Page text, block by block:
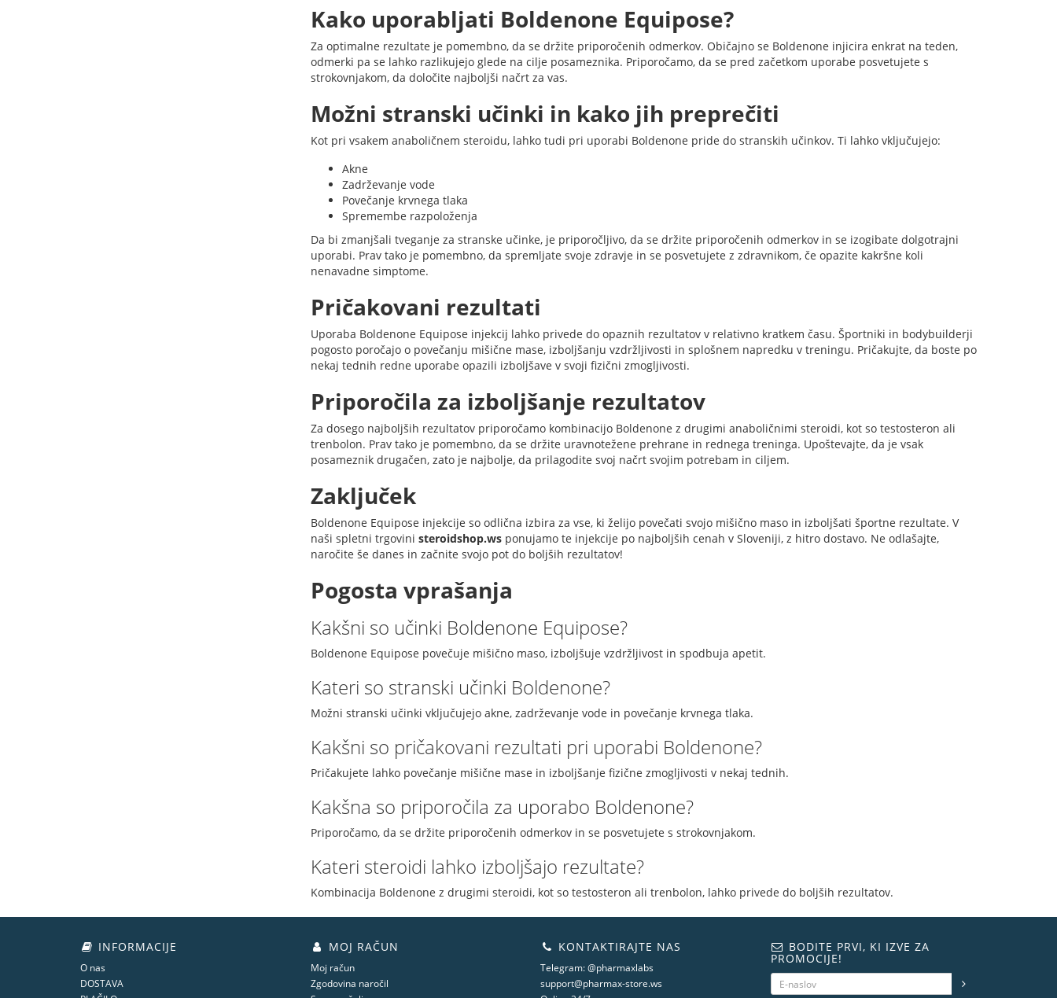
Kako uporabljati Boldenone Equipose?
Za optimalne rezultate je pomembno, da se držite priporočenih odmerkov. Običajno se Boldenone injicira enkrat na teden,
odmerki pa se lahko razlikujejo glede na cilje posameznika. Priporočamo, da se pred začetkom uporabe posvetujete s
strokovnjakom, da določite najboljši načrt za vas.
Možni stranski učinki in kako jih preprečiti
Kot pri vsakem anaboličnem steroidu, lahko tudi pri uporabi Boldenone pride do stranskih učinkov. Ti lahko vključujejo:
Akne
Zadrževanje vode
Povečanje krvnega tlaka
Spremembe razpoloženja
Da bi zmanjšali tveganje za stranske učinke, je priporočljivo, da se držite priporočenih odmerkov in se izogibate dolgotrajni
uporabi. Prav tako je pomembno, da spremljate svoje zdravje in se posvetujete z zdravnikom, če opazite kakršne koli
nenavadne simptome.
Pričakovani rezultati
Uporaba Boldenone Equipose injekcij lahko privede do opaznih rezultatov v relativno kratkem času. Športniki in bodybuilderji
pogosto poročajo o povečanju mišične mase, izboljšanju vzdržljivosti in splošnem napredku v treningu. Pričakujte, da boste po
nekaj tednih redne uporabe opazili izboljšave v svoji fizični zmogljivosti.
Priporočila za izboljšanje rezultatov
Za dosego najboljših rezultatov priporočamo kombinacijo Boldenone z drugimi anaboličnimi steroidi, kot so testosteron ali
trenbolon. Prav tako je pomembno, da se držite uravnotežene prehrane in rednega treninga. Upoštevajte, da je vsak
posameznik drugačen, zato je najbolje, da prilagodite svoj načrt svojim potrebam in ciljem.
Zaključek
Boldenone Equipose injekcije so odlična izbira za vse, ki želijo povečati svojo mišično maso in izboljšati športne rezultate. V
naši spletni trgovini steroidshop.wsponujamo te injekcije po najboljših cenah v Sloveniji, z hitro dostavo. Ne odlašajte,
naročite še danes in začnite svojo pot do boljših rezultatov!
Pogosta vprašanja
Kakšni so učinki Boldenone Equipose?
Boldenone Equipose povečuje mišično maso, izboljšuje vzdržljivost in spodbuja apetit.
Kateri so stranski učinki Boldenone?
Možni stranski učinki vključujejo akne, zadrževanje vode in povečanje krvnega tlaka.
Kakšni so pričakovani rezultati pri uporabi Boldenone?
Pričakujete lahko povečanje mišične mase in izboljšanje fizične zmogljivosti v nekaj tednih.
Kakšna so priporočila za uporabo Boldenone?
Priporočamo, da se držite priporočenih odmerkov in se posvetujete s strokovnjakom.
Kateri steroidi lahko izboljšajo rezultate?
Kombinacija Boldenone z drugimi steroidi, kot so testosteron ali trenbolon, lahko privede do boljših rezultatov.
INFORMACIJE
O nas
DOSTAVA
MOJ RAČUN
Moj račun
Zgodovina naročil
KONTAKTIRAJTE NAS
Telegram: @pharmaxlabs
support@pharmax-store.ws
BODITE PRVI, KI IZVE ZA
PROMOCIJE!